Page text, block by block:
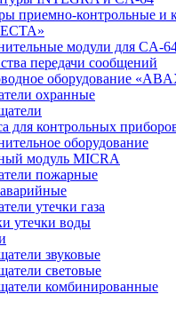
приемно-контрольные и
модули для CA-
передачи сообщений
оборудование
охранные
для контрольных
оборудование
модуль MICRA
пожарные
утечки газа
утечки воды
звуковые
световые
комбинированные